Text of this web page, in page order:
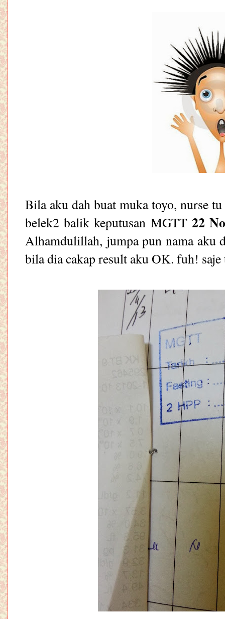
Bila aku dah buat muka toyo, nurse
belek2 balik keputusan MGTT 22
Alhamdulillah, jumpa pun nama aku
bila dia cakap result aku OK. fuh!